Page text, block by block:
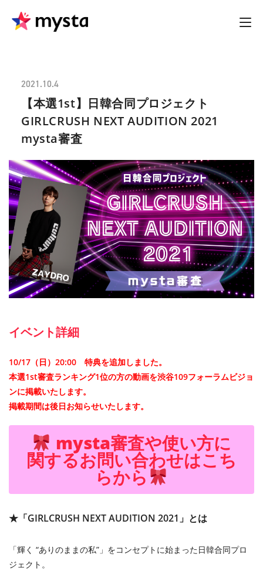
2021.10.4
【本選1st】日韓合同プロジェクト
GIRLCRUSH NEXT AUDITION 2021
mysta審査
イベント詳細
10/17（日）20:00 特典を追加しました。
本選1st審査ランキング1位の方の動画を渋谷109フォーラムビジョ
ンに掲載いたします。
掲載期間は後日お知らせいたします。
mysta審査や使い方に
関するお問い合わせはこち
らから
★「GIRLCRUSH NEXT AUDITION 2021」とは
「輝く “ありのままの私”」をコンセプトに始まった日韓合同プロ
ジェクト。